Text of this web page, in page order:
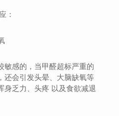
：
敏感的，当甲醛超标严重的
还会引发头晕、大脑缺氧等
身乏力、头疼 以及食欲减退